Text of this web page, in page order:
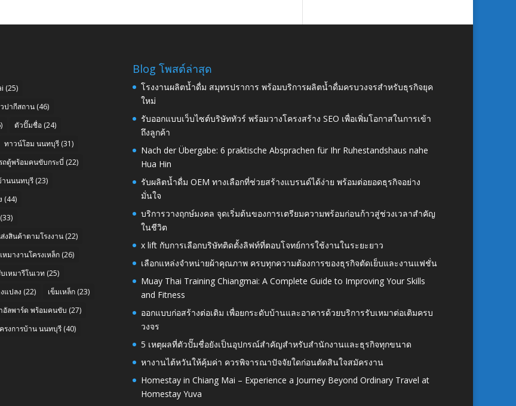
(25)
ปากีสถาน (46)
ตัวปั๊มชื่อ (24)
ทาวน์โฮม นนทบุรี (31)
ถตู้พร้อมคนขับกระบี่ (22)
านนนทบุรี (23)
(44)
(33)
งสินค้าตามโรงงาน (22)
หมางานโครงเหล็ก (26)
เหมารีโนเวท (25)
แปลง (22) เข็มเหล็ก (23)
อัลพาร์ด พร้อมคนขับ (27)
รงการบ้าน นนทบุรี (40)
Blog โพสต์ล่าสุด
โรงงานผลิตน้ำดื่ม สมุทรปราการ พร้อมบริการผลิตน้ำดื่มครบวงจรสำหรับธุรกิจยุค
ใหม่
รับออกแบบเว็บไซต์บริษัททัวร์ พร้อมวางโครงสร้าง SEO เพื่อเพิ่มโอกาสในการเข้า
ถึงลูกค้า
Nach der Übergabe: 6 praktische Absprachen für Ihr Ruhestandshaus nahe
Hua Hin
รับผลิตน้ำดื่ม OEM ทางเลือกที่ช่วยสร้างแบรนด์ได้ง่าย พร้อมต่อยอดธุรกิจอย่าง
มั่นใจ
บริการวางฤกษ์มงคล จุดเริ่มต้นของการเตรียมความพร้อมก่อนก้าวสู่ช่วงเวลาสำคัญ
ในชีวิต
x lift กับการเลือกบริษัทติดตั้งลิฟท์ที่ตอบโจทย์การใช้งานในระยะยาว
เลือกแหล่งจำหน่ายผ้าคุณภาพ ครบทุกความต้องการของธุรกิจตัดเย็บและงานแฟชั่น
Muay Thai Training Chiangmai: A Complete Guide to Improving Your Skills
and Fitness
ออกแบบก่อสร้างต่อเติม เพื่อยกระดับบ้านและอาคารด้วยบริการรับเหมาต่อเติมครบ
วงจร
5 เหตุผลที่ตัวปั๊มชื่อยังเป็นอุปกรณ์สำคัญสำหรับสำนักงานและธุรกิจทุกขนาด
หางานไต้หวันให้คุ้มค่า ควรพิจารณาปัจจัยใดก่อนตัดสินใจสมัครงาน
Homestay in Chiang Mai – Experience a Journey Beyond Ordinary Travel at
Homestay Yuva